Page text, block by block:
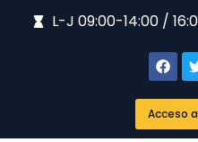
L-J 09:00-14:00 /
Acceso